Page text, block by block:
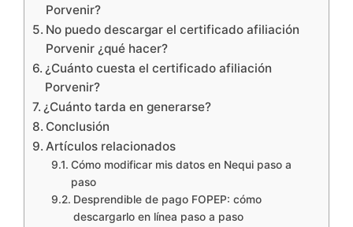
Porvenir?
No puedo descargar el certificado afiliación
Porvenir ¿qué hacer?
¿Cuánto cuesta el certificado afiliación
Porvenir?
¿Cuánto tarda en generarse?
Conclusión
Artículos relacionados
Cómo modificar mis datos en Nequi paso a
paso
Desprendible de pago FOPEP: cómo
descargarlo en línea paso a paso